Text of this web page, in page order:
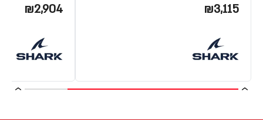
₪3,115
₪2,904